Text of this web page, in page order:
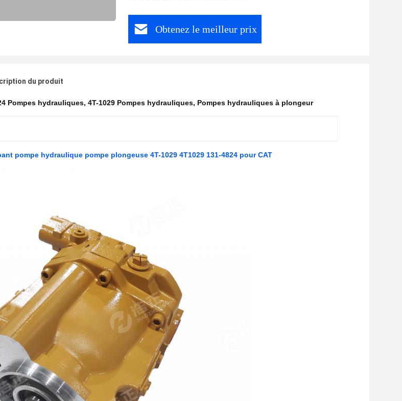
Obtenez le meilleur prix
du produit
Pompes hydrauliques, 4T-1029 Pompes hydrauliques, Pompes hydrauliques à plongeur
pompe hydraulique pompe plongeuse 4T-1029 4T1029 131-4824 pour CAT